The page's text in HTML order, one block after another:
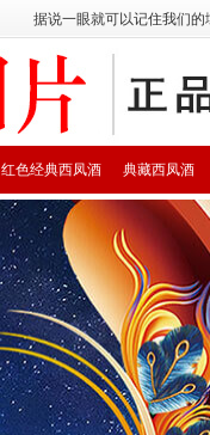
据说一眼就可以记住我们
典藏西凤酒
红色经典西凤酒